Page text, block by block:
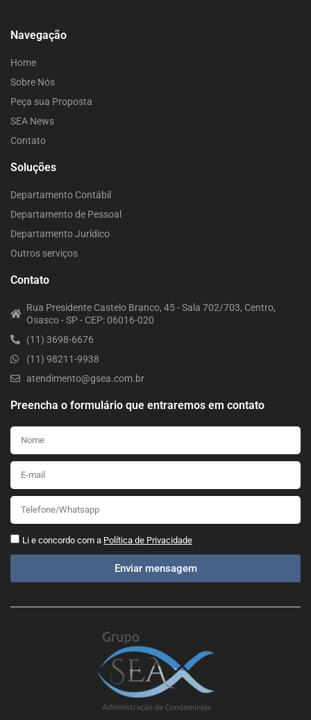
Navegação
Home
Sobre Nós
Peça sua Proposta
SEA News
Contato
Soluções
Departamento Contábil
Departamento de Pessoal
Departamento Jurídico
Outros serviços
Contato
Rua Presidente Castelo Branco, 45 - Sala 702/703, Centro,
Osasco - SP - CEP: 06016-020
(11) 3698-6676
(11) 98211-9938
atendimento@gsea.com.br
Preencha o formulário que entraremos em contato
Li e concordo com a Política de Privacidade
Enviar mensagem